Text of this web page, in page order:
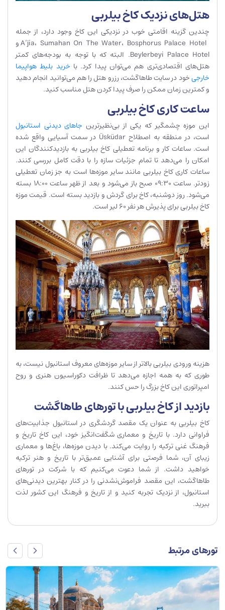
هتل‌های نزدیک کاخ بیلربی
چندین گزینه اقامتی خوب در نزدیکی این کاخ وجود دارد، از جمله
A’jia، Sumahan On The Water، Bosphorus Palace Hotel و
Beylerbeyi Palace Hotel. البته که با توجه به بودجه‌های کمتر
هتل‌های اقتصادی‌تری هم می‌توان پیدا کرد. با خرید بلیط هواپیما
خارجیخود در سایت طاهاگشت، رزرو هتل را هم می‌توانید انجام دهید
و کمترین زمان ممکن را صرف پیدا کردن هتل مناسب کنید.
ساعت کاری کاخ بیلربی
این موزه چشمگیر که یکی از بی‌نظیرترین جاهای دیدنی استانبول
است، در منطقه به اصطلاح Üsküdar در سمت آسیایی واقع شده
است. ساعات کار و برنامه تعطیلی کاخ بیلربی به بازدیدکنندگان این
امکان را می‌دهد تا تمام جزئیات سازه را با دقت کامل بررسی کنند.
ساعات کاری کاخ بیلربی مانند سایر موزه‌ها است به جز زمان تعطیلی
زودتر. ساعت 09:30 صبح باز می‌شود و بعد از ظهر ساعت 18:00 بسته
می‌شود. روز دوشنبه، کاخ برای گردش و بازدید بسته است. قیمت موزه
کاخ بیلربی برای پذیرش هر نفر 60 لیر است.
هزینه ورودی بیلربی بالاتر از سایر موزه‌های معروف استانبول نیست، به
طوری که به همه اجازه می‌دهد تا ظرافت دکوراسیون هنری و روح
امپراتوری این کاخ بزرگ را حس کنند.
بازدید از کاخ بیلربی با تورهای طاهاگشت
کاخ بیلربی به عنوان یک مقصد گردشگری در استانبول جذابیت‌های
فراوانی دارد. با تاریخ و معماری شگفت‌انگیز خود، این کاخ تاریخ و
فرهنگ غنی ترکیه را روایت می‌کند. با دیدن موزه‌ها، باغ‌ها و معماری
زیبای آن، شما فرصتی برای آشنایی عمیق‌تر با تاریخ و هنر ترکیه
خواهید داشت. از شما دعوت می‌کنیم که با شرکت در تورهای
طاهاگشت، این مقصد فراموش‌نشدنی را در کنار بهترین دیدنی‌های
استانبول، از نزدیک تجربه کنید و از تاریخ و فرهنگ این کشور لذت
ببرید.
تورهای مرتبط